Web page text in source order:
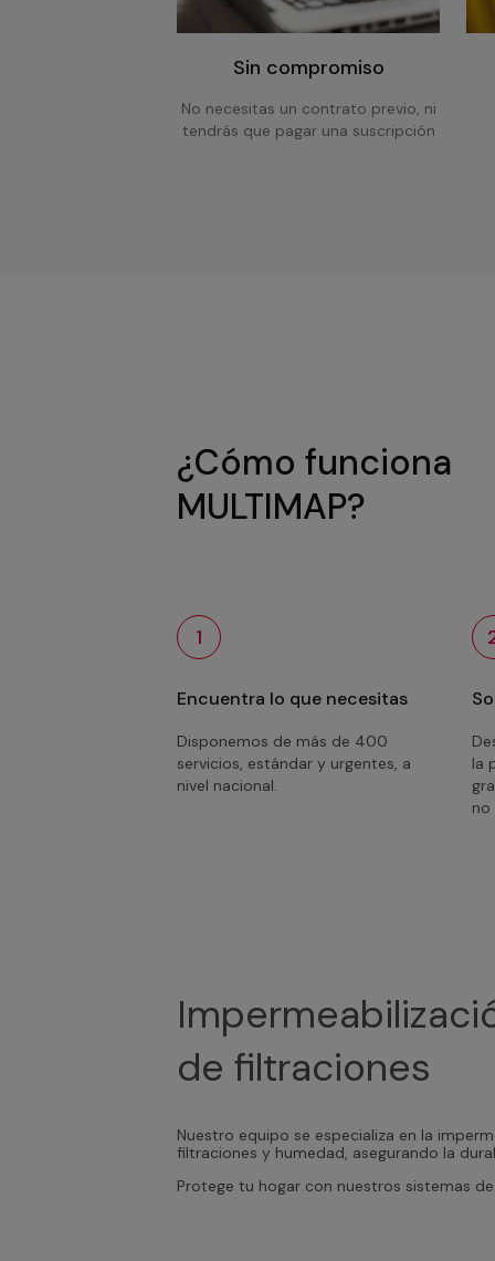
Sin compromiso
No necesitas un contrato previo, ni
tendrás que pagar una suscripción
¿Cómo funciona
MULTIMAP?
1
Encuentra lo que necesitas
Disponemos de más de 400
servicios, estándar y urgentes, a
nivel nacional.
la
no
de filtraciones
Nuestro equipo se especializa en la
filtraciones y humedad, asegurando la
Protege tu hogar con nuestros sistemas